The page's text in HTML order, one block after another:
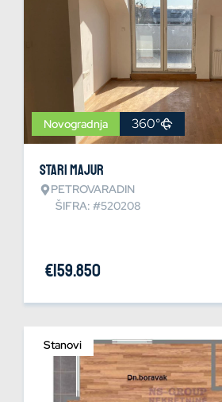
Novogradnja 360°
Stari Majur
PETROVARADIN
ŠIFRA: #520208
€159.850
Stanovi